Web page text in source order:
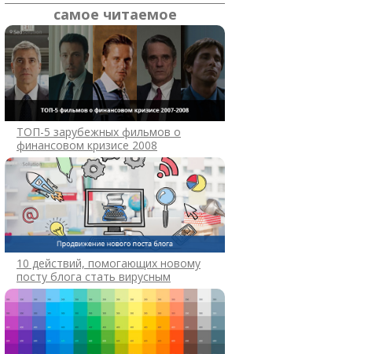
самое читаемое
ТОП-5 зарубежных фильмов о
финансовом кризисе 2008
10 действий, помогающих новому
посту блога стать вирусным